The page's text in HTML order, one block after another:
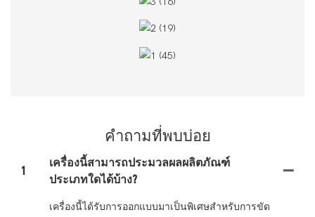
คำถามที่พบบ่อย
1
เครื่องนี้สามารถประมวลผลผลิตภัณฑ์
ประเภทใดได้บ้าง?
เครื่องนี้ได้รับการออกแบบมาเป็นพิเศษสำหรับการขัด